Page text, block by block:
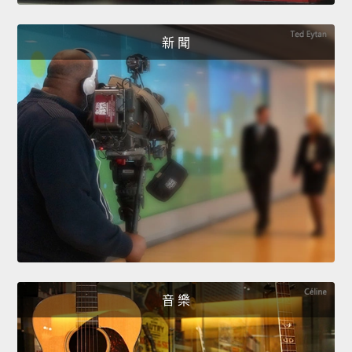
新 聞
音 樂